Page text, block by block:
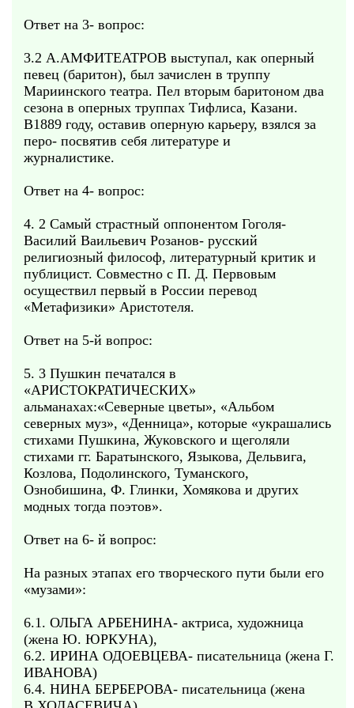
Ответ на 3- вопрос:
3.2 А.АМФИТЕАТРОВ выступал, как оперный
певец (баритон), был зачислен в труппу
Мариинского театра. Пел вторым баритоном два
сезона в оперных труппах Тифлиса, Казани.
В1889 году, оставив оперную карьеру, взялся за
перо- посвятив себя литературе и
журналистике.
Ответ на 4- вопрос:
4. 2 Самый страстный оппонентом Гоголя-
Василий Ваильевич Розанов- русский
религиозный философ, литературный критик и
публицист. Совместно с П. Д. Первовым
осуществил первый в России перевод
«Метафизики» Аристотеля.
Ответ на 5-й вопрос:
5. 3 Пушкин печатался в
«АРИСТОКРАТИЧЕСКИХ»
альманахах:«Северные цветы», «Альбом
северных муз», «Денница», которые «украшались
стихами Пушкина, Жуковского и щеголяли
стихами гг. Баратынского, Языкова, Дельвига,
Козлова, Подолинского, Туманского,
Ознобишина, Ф. Глинки, Хомякова и других
модных тогда поэтов».
Ответ на 6- й вопрос:
На разных этапах его творческого пути были его
«музами»:
6.1. ОЛЬГА АРБЕНИНА- актриса, художница
(жена Ю. ЮРКУНА),
6.2. ИРИНА ОДОЕВЦЕВА- писательница (жена Г.
ИВАНОВА)
6.4. НИНА БЕРБЕРОВА- писательница (жена